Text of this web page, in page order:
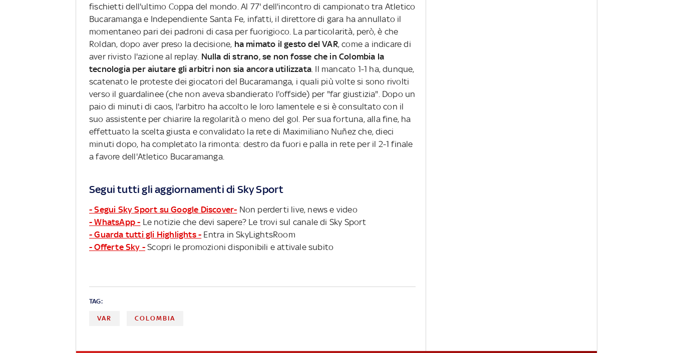
fischietti dell'ultimo Coppa del mondo. Al 77' dell'incontro di campionato tra Atletico
Bucaramanga e Independiente Santa Fe, infatti, il direttore di gara ha annullato il
momentaneo pari dei padroni di casa per fuorigioco. La particolarità, però, è che
Roldan, dopo aver preso la decisione, ha mimato il gesto del VAR, come a indicare di
aver rivisto l'azione al replay. Nulla di strano, se non fosse che in Colombia la
tecnologia per aiutare gli arbitri non sia ancora utilizzata. Il mancato 1-1 ha, dunque,
scatenato le proteste dei giocatori del Bucaramanga, i quali più volte si sono rivolti
verso il guardalinee (che non aveva sbandierato l'offside) per "far giustizia". Dopo un
paio di minuti di caos, l'arbitro ha accolto le loro lamentele e si è consultato con il
suo assistente per chiarire la regolarità o meno del gol. Per sua fortuna, alla fine, ha
effettuato la scelta giusta e convalidato la rete di Maximiliano Nuñez che, dieci
minuti dopo, ha completato la rimonta: destro da fuori e palla in rete per il 2-1 finale
a favore dell'Atletico Bucaramanga.
Segui tutti gli aggiornamenti di Sky Sport
- Segui Sky Sport su Google Discover- Non perderti live, news e video
- WhatsApp - Le notizie che devi sapere? Le trovi sul canale di Sky Sport
- Guarda tutti gli Highlights - Entra in SkyLightsRoom
- Offerte Sky - Scopri le promozioni disponibili e attivale subito
TAG:
VAR COLOMBIA